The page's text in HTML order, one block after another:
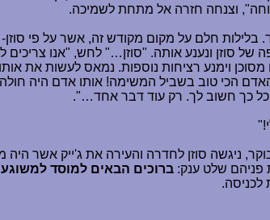
וצנחה חזרה אל מתחת לשמיכה.
בלילות חלם על מקום מקודש זה, אשר על פי
סוזן ונענע אותה. "סוזן…" לחש, "אנו צריכים
וימנע רציחות נוספות. נמאס לעשות את
הכי טוב בשביל המשימה! אותו אדם היה
כך חשוב לך. רק עוד דבר אחד…
".
ניגשה סוזן לחדרה והעירה את ג'ייק אשר
פניהם שלט ענק: ברוכים הבאים למוסד
לכניסה.